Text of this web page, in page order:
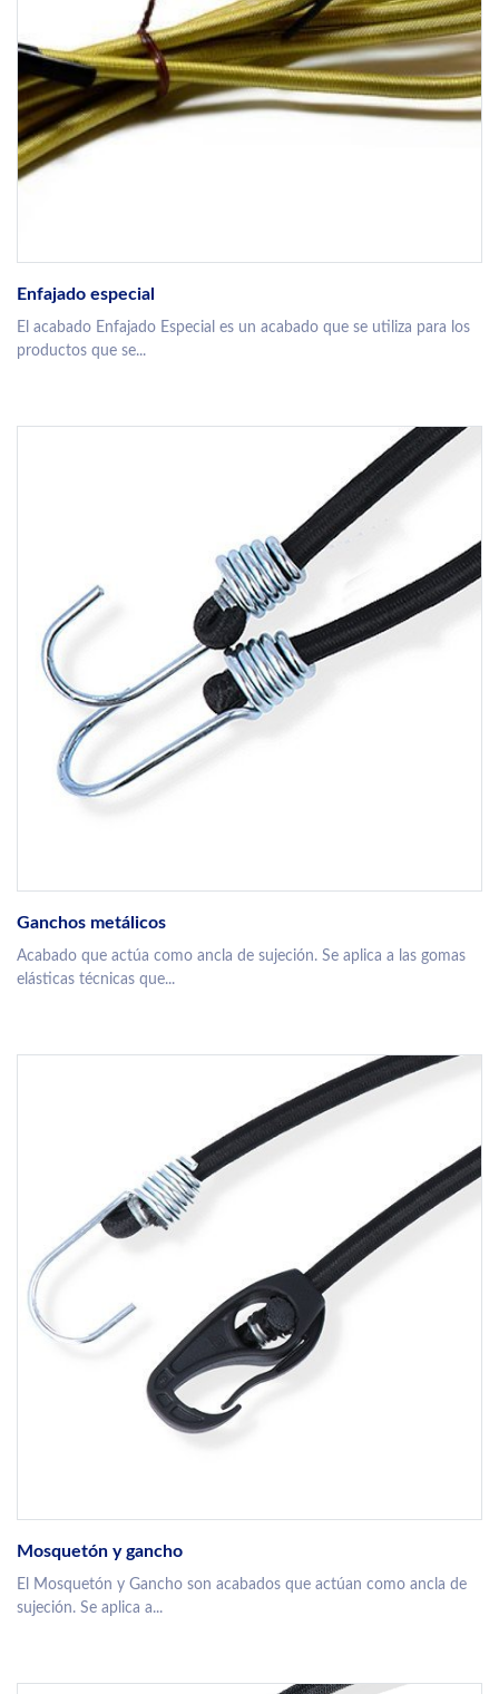
Enfajado especial
El acabado Enfajado Especial es un acabado que se utiliza para los
productos que se...
Ganchos metálicos
Acabado que actúa como ancla de sujeción. Se aplica a las gomas
elásticas técnicas que...
Mosquetón y gancho
El Mosquetón y Gancho son acabados que actúan como ancla de
sujeción. Se aplica a...